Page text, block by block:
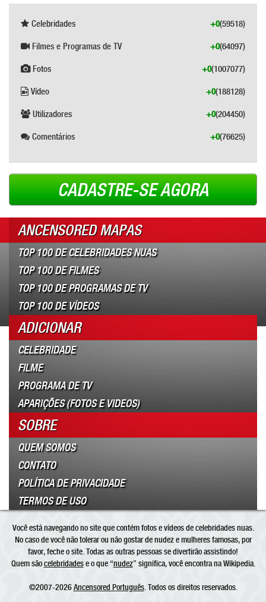
Celebridades (59518)
+0
Filmes e Programas de TV (64097)
+0
Fotos (1007077)
+0
Vídeo (188128)
+0
Utilizadores (204450)
+0
Comentários (76625)
+0
CADASTRE-SE AGORA
ANCENSORED MAPAS
TOP 100 DE CELEBRIDADES NUAS
TOP 100 DE FILMES
TOP 100 DE PROGRAMAS DE TV
TOP 100 DE VÍDEOS
ADICIONAR
CELEBRIDADE
FILME
PROGRAMA DE TV
APARIÇÕES (FOTOS E VIDEOS)
SOBRE
QUEM SOMOS
CONTATO
POLÍTICA DE PRIVACIDADE
TERMOS DE USO
Você está navegando no site que contém fotos e vídeos de celebridades nuas.
No caso de você não tolerar ou não gostar de nudez e mulheres famosas, por
favor, feche o site. Todas as outras pessoas se divertirão assistindo!
Quem sãocelebridadese o que “nudez” significa, você encontra na Wikipedia.
©2007-2026Ancensored Português. Todos os direitos reservados.